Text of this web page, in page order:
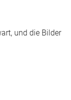
und die Bilder